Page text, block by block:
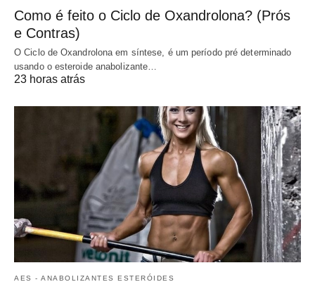
Como é feito o Ciclo de Oxandrolona? (Prós
e Contras)
O Ciclo de Oxandrolona em síntese, é um período pré determinado
usando o esteroide anabolizante…
23 horas atrás
AES - ANABOLIZANTES ESTERÓIDES